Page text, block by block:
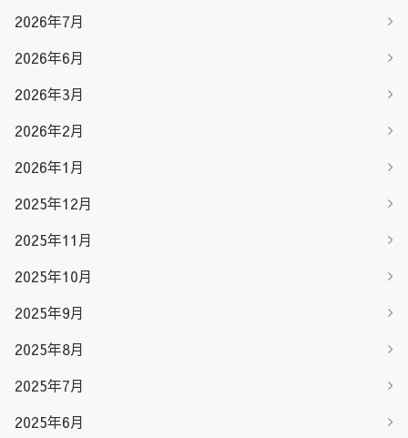
2026年7月
2026年6月
2026年3月
2026年2月
2026年1月
2025年12月
2025年11月
2025年10月
2025年9月
2025年8月
2025年7月
2025年6月